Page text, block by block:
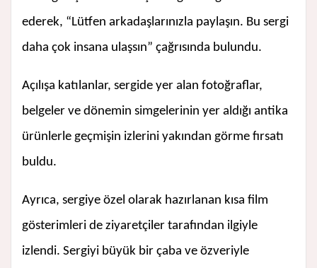
ederek, “Lütfen arkadaşlarınızla paylaşın. Bu sergi
daha çok insana ulaşsın” çağrısında bulundu.
Açılışa katılanlar, sergide yer alan fotoğraflar,
belgeler ve dönemin simgelerinin yer aldığı antika
ürünlerle geçmişin izlerini yakından görme fırsatı
buldu.
Ayrıca, sergiye özel olarak hazırlanan kısa film
gösterimleri de ziyaretçiler tarafından ilgiyle
izlendi. Sergiyi büyük bir çaba ve özveriyle